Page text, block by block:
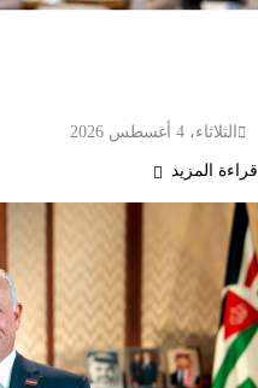
الثلاثاء، 4 أغسطس 2026
قراءة المزيد